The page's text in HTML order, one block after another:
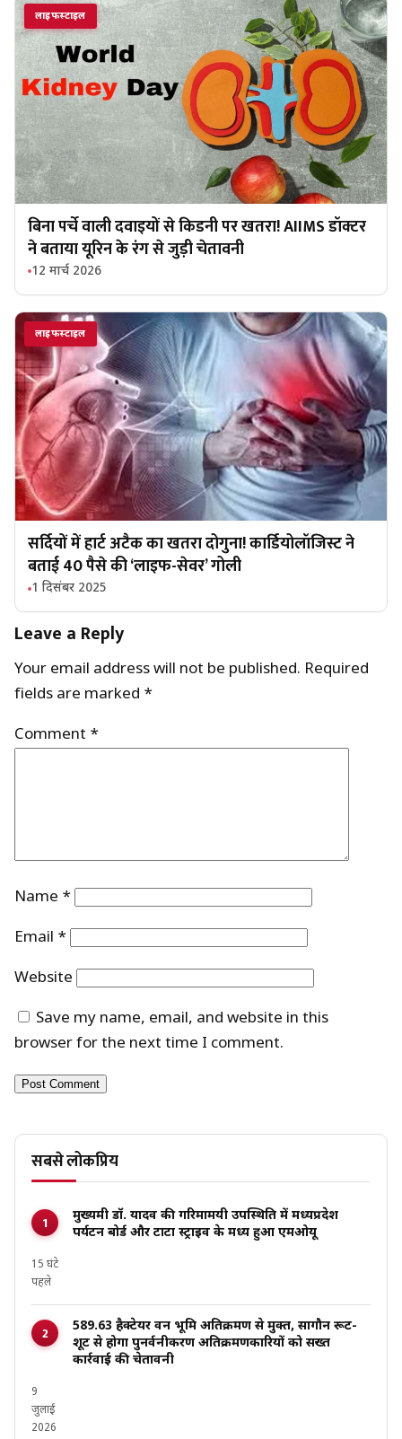
लाइफस्टाइल
बिना पर्चे वाली दवाइयों से किडनी पर खतरा! AIIMS डॉक्टर
ने बताया यूरिन के रंग से जुड़ी चेतावनी
12 मार्च 2026
लाइफस्टाइल
सर्दियों में हार्ट अटैक का खतरा दोगुना! कार्डियोलॉजिस्ट ने
बताई 40 पैसे की ‘लाइफ-सेवर’ गोली
1 दिसंबर 2025
Leave a Reply
Your email address will not be published. Required
fields are marked *
Comment *
Name *
Email *
Website
Save my name, email, and website in this
browser for the next time I comment.
सबसे लोकप्रिय
मुख्यमंत्री डॉ. यादव की गरिमामयी उपस्थिति में मध्यप्रदेश
पर्यटन बोर्ड और टाटा स्ट्राइव के मध्य हुआ एमओयू
15 घंटे
पहले
589.63 हैक्टेयर वन भूमि अतिक्रमण से मुक्त, सागौन रूट-
शूट से होगा पुनर्वनीकरण अतिक्रमणकारियों को सख्त
कार्रवाई की चेतावनी
9
जुलाई
2026